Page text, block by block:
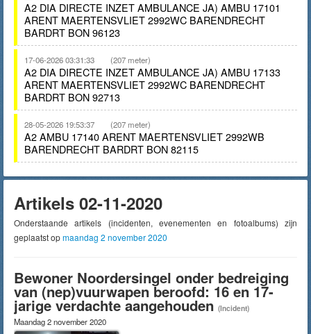
A2 DIA DIRECTE INZET AMBULANCE JA) AMBU 17101
ARENT MAERTENSVLIET 2992WC BARENDRECHT
BARDRT BON 96123
17-06-2026 03:31:33 (207 meter)
A2 DIA DIRECTE INZET AMBULANCE JA) AMBU 17133
ARENT MAERTENSVLIET 2992WC BARENDRECHT
BARDRT BON 92713
28-05-2026 19:53:37 (207 meter)
A2 AMBU 17140 ARENT MAERTENSVLIET 2992WB
BARENDRECHT BARDRT BON 82115
Artikels 02-11-2020
Onderstaande artikels (incidenten, evenementen en fotoalbums) zijn
geplaatst opmaandag 2 november 2020
Bewoner Noordersingel onder bedreiging
van (nep)vuurwapen beroofd: 16 en 17-
jarige verdachte aangehouden (Incident)
Maandag 2 november 2020